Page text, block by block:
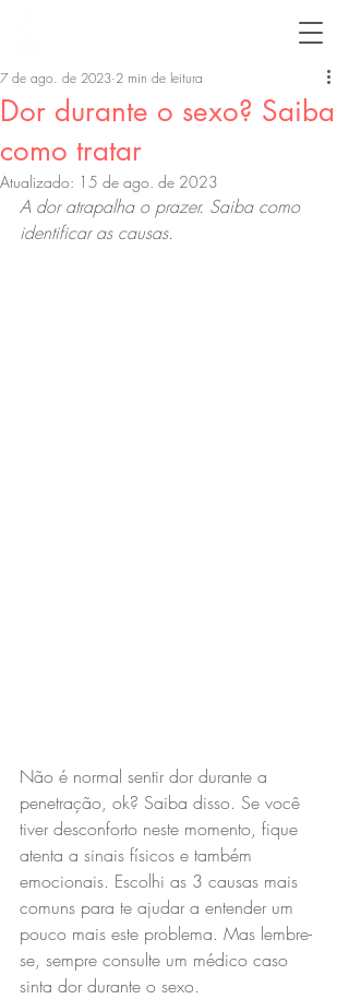
Dor durante o sexo? Saiba
como tratar
7 de ago. de 2023 2 min de leitura
Atualizado: 15 de ago. de 2023
A dor atrapalha o prazer. Saiba como
identificar as causas.
Não é normal sentir dor durante a
penetração, ok? Saiba disso. Se você
tiver desconforto neste momento, fique
atenta a sinais físicos e também
emocionais. Escolhi as 3 causas mais
comuns para te ajudar a entender um
pouco mais este problema. Mas lembre-
se, sempre consulte um médico caso
sinta dor durante o sexo.